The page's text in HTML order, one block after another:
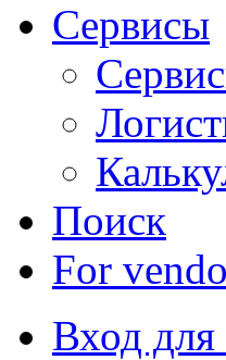
Сервисы
Поиск
For
Вход для